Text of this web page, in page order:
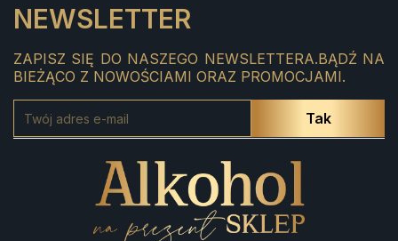
NEWSLETTER
ZAPISZ SIĘ DO NASZEGO NEWSLETTERA.BĄDŹ NA
BIEŻĄCO Z NOWOŚCIAMI ORAZ PROMOCJAMI.